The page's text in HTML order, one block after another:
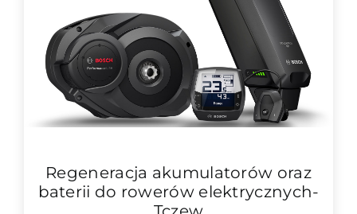
Regeneracja akumulatorów oraz
baterii do rowerów elektrycznych-